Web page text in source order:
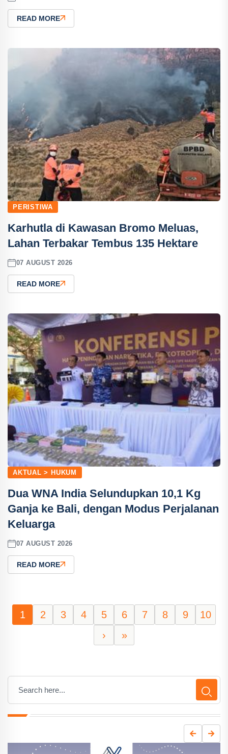
READ MORE
PERISTIWA
Karhutla di Kawasan Bromo Meluas,
Lahan Terbakar Tembus 135 Hektare
07 AUGUST 2026
READ MORE
AKTUAL > HUKUM
Dua WNA India Selundupkan 10,1 Kg
Ganja ke Bali, dengan Modus Perjalanan
Keluarga
07 AUGUST 2026
READ MORE
1 2 3 4 5 6 7 8 9
10
›
»